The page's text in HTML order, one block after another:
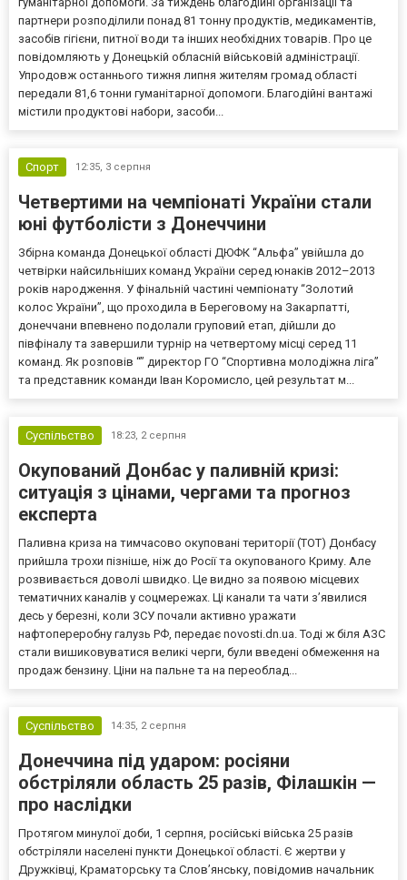
партнери розподілили понад 81 тонну продуктів, медикаментів,
засобів гігієни, питної води та інших необхідних товарів. Про це
повідомляють у Донецькій обласній військовій адміністрації.
Упродовж останнього тижня липня жителям громад області
передали 81,6 тонни гуманітарної допомоги. Благодійні вантажі
містили продуктові набори, засоби...
Спорт 12:35, 3 серпня
Четвертими на чемпіонаті України стали
юні футболісти з Донеччини
Збірна команда Донецької області ДЮФК “Альфа” увійшла до
четвірки найсильніших команд України серед юнаків 2012–2013
років народження. У фінальній частині чемпіонату “Золотий
колос України”, що проходила в Береговому на Закарпатті,
донеччани впевнено подолали груповий етап, дійшли до
півфіналу та завершили турнір на четвертому місці серед 11
команд. Як розповів “” директор ГО “Спортивна молодіжна ліга”
та представник команди Іван Коромисло, цей результат м...
Суспільство 18:23, 2 серпня
Окупований Донбас у паливній кризі:
ситуація з цінами, чергами та прогноз
експерта
Паливна криза на тимчасово окуповані території (ТОТ) Донбасу
прийшла трохи пізніше, ніж до Росії та окупованого Криму. Але
розвивається доволі швидко. Це видно за появою місцевих
тематичних каналів у соцмережах. Ці канали та чати з’явилися
десь у березні, коли ЗСУ почали активно уражати
нафтопереробну галузь РФ, передає novosti.dn.ua. Тоді ж біля АЗС
стали вишиковуватися великі черги, були введені обмеження на
продаж бензину. Ціни на пальне та на переоблад...
Суспільство 14:35, 2 серпня
Донеччина під ударом: росіяни
обстріляли область 25 разів, Філашкін —
про наслідки
Протягом минулої доби, 1 серпня, російські війська 25 разів
обстріляли населені пункти Донецької області. Є жертви у
Дружківці, Краматорську та Слов’янську, повідомив начальник